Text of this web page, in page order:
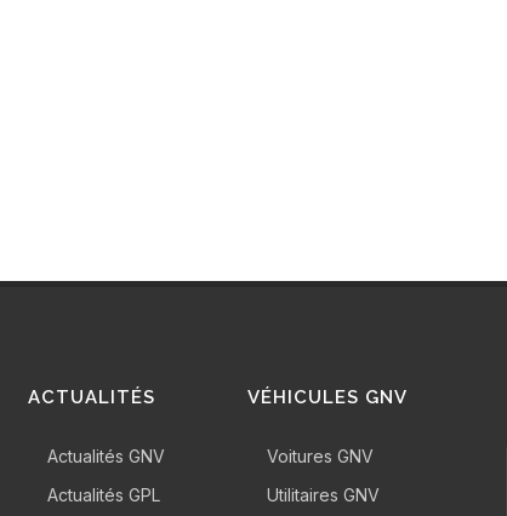
ACTUALITÉS
Actualités GNV
Actualités GPL
VÉHICULES GNV
Voitures GNV
Utilitaires GNV